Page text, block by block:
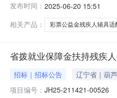
应商名称：辽宁奥恒假
发布时间： 2025-06-20 15:51
相关产品：
彩票公益金残疾人辅具适
省拨就业保障金扶持残疾
招标｜招标公告 辽宁省｜葫
项目编号： JH25-211421-00526